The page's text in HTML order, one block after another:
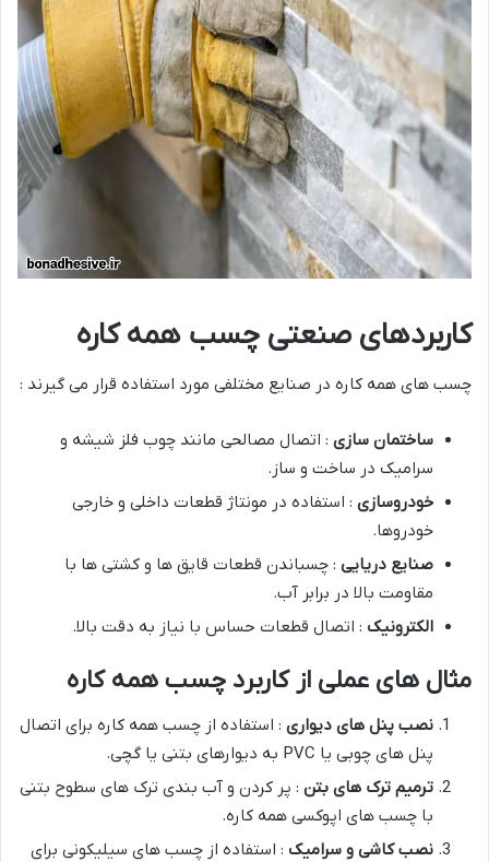
کاربردهای صنعتی چسب همه کاره
چسب های همه کاره در صنایع مختلفی مورد استفاده قرار می گیرند :
ساختمان سازی : اتصال مصالحی مانند چوب فلز شیشه و
سرامیک در ساخت و ساز.
خودروسازی : استفاده در مونتاژ قطعات داخلی و خارجی
خودروها.
صنایع دریایی : چسباندن قطعات قایق ها و کشتی ها با
مقاومت بالا در برابر آب.
الکترونیک : اتصال قطعات حساس با نیاز به دقت بالا.
مثال های عملی از کاربرد چسب همه کاره
نصب پنل های دیواری : استفاده از چسب همه کاره برای اتصال
پنل های چوبی یا PVC به دیوارهای بتنی یا گچی.
ترمیم ترک های بتن : پر کردن و آب بندی ترک های سطوح بتنی
با چسب های اپوکسی همه کاره.
نصب کاشی و سرامیک : استفاده از چسب های سیلیکونی برای